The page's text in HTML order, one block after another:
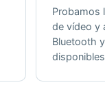
Probamos
de vídeo y
Bluetooth